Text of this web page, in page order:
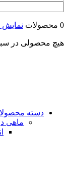
0 محصولات نمایش
هیچ محصولی در
دسته
ماهی